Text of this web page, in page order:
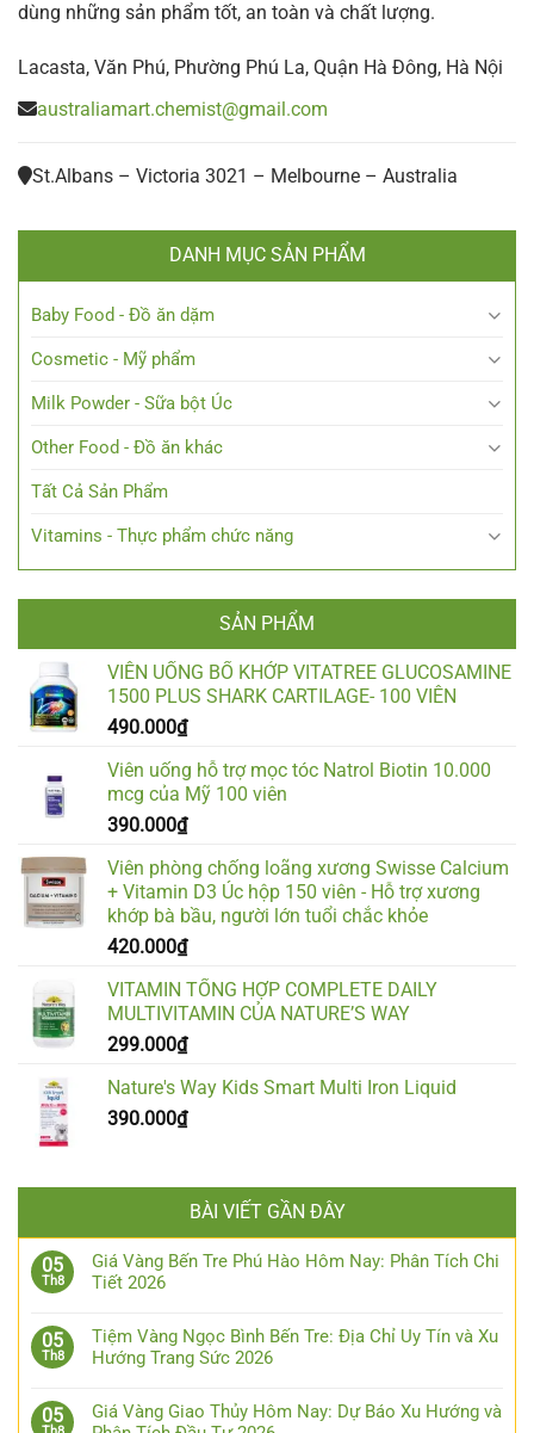
dùng những sản phẩm tốt, an toàn và chất lượng.
Lacasta, Văn Phú, Phường Phú La, Quận Hà Đông, Hà Nội
australiamart.chemist@gmail.com
St.Albans – Victoria 3021 – Melbourne – Australia
DANH MỤC SẢN PHẨM
Baby Food - Đồ ăn dặm
Cosmetic - Mỹ phẩm
Milk Powder - Sữa bột Úc
Other Food - Đồ ăn khác
Tất Cả Sản Phẩm
Vitamins - Thực phẩm chức năng
SẢN PHẨM
VIÊN UỐNG BỔ KHỚP VITATREE GLUCOSAMINE
1500 PLUS SHARK CARTILAGE- 100 VIÊN
490.000₫
Viên uống hỗ trợ mọc tóc Natrol Biotin 10.000
mcg của Mỹ 100 viên
390.000₫
Viên phòng chống loãng xương Swisse Calcium
+ Vitamin D3 Úc hộp 150 viên - Hỗ trợ xương
khớp bà bầu, người lớn tuổi chắc khỏe
420.000₫
VITAMIN TỔNG HỢP COMPLETE DAILY
MULTIVITAMIN CỦA NATURE’S WAY
299.000₫
Nature's Way Kids Smart Multi Iron Liquid
390.000₫
BÀI VIẾT GẦN ĐÂY
05
Th8
Giá Vàng Bến Tre Phú Hào Hôm Nay: Phân Tích Chi
Tiết 2026
05
Th8
Tiệm Vàng Ngọc Bình Bến Tre: Địa Chỉ Uy Tín và Xu
Hướng Trang Sức 2026
05
Giá Vàng Giao Thủy Hôm Nay: Dự Báo Xu Hướng và